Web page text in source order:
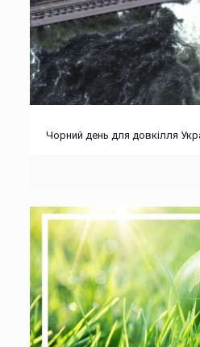
Чорний день для довкілля